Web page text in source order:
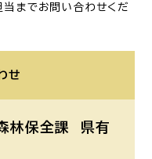
までお問い合わせくだ
せ
林保全課
県有